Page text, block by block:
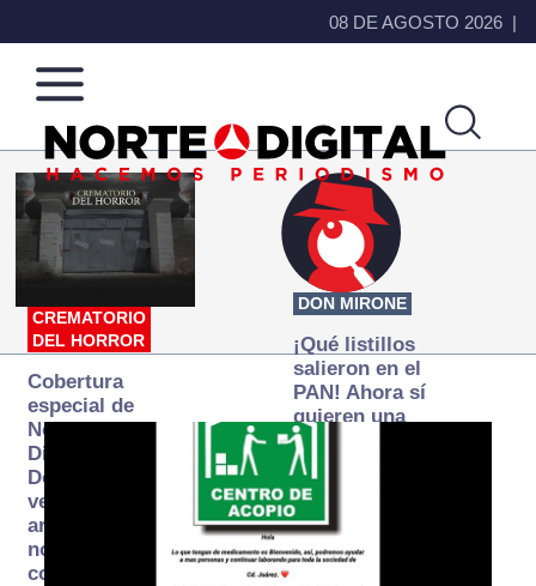
08 DE AGOSTO 2026
Norte
de
Ciudad
Más
que
noticias,
hacemos periodismo
CREMATORIO
DEL HORROR
Cobertura
especial de
Norte
Digital:
Donde la
verdad
arde… pero
no se
consume
DON MIRONE
¡Qué listillos
salieron en el
PAN! Ahora sí
quieren una
Fiscalía
autónoma… y
transexenal